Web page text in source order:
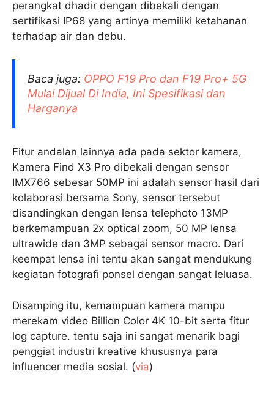
perangkat dhadir dengan dibekali dengan
sertifikasi IP68 yang artinya memiliki ketahanan
terhadap air dan debu.
Baca juga: OPPO F19 Pro dan F19 Pro+ 5G
Mulai Dijual Di India, Ini Spesifikasi dan
Harganya
Fitur andalan lainnya ada pada sektor kamera,
Kamera Find X3 Pro dibekali dengan sensor
IMX766 sebesar 50MP ini adalah sensor hasil dari
kolaborasi bersama Sony, sensor tersebut
disandingkan dengan lensa telephoto 13MP
berkemampuan 2x optical zoom, 50 MP lensa
ultrawide dan 3MP sebagai sensor macro. Dari
keempat lensa ini tentu akan sangat mendukung
kegiatan fotografi ponsel dengan sangat leluasa.
Disamping itu, kemampuan kamera mampu
merekam video Billion Color 4K 10-bit serta fitur
log capture. tentu saja ini sangat menarik bagi
penggiat industri kreative khususnya para
influencer media sosial. (via)